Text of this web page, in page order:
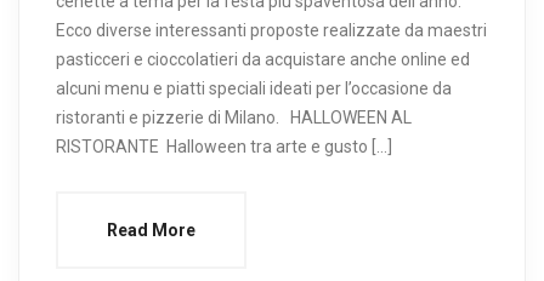
Ecco diverse interessanti proposte realizzate da maestri
pasticceri e cioccolatieri da acquistare anche online ed
alcuni menu e piatti speciali ideati per l’occasione da
ristoranti e pizzerie di Milano. HALLOWEEN AL
RISTORANTE Halloween tra arte e gusto […]
Read More